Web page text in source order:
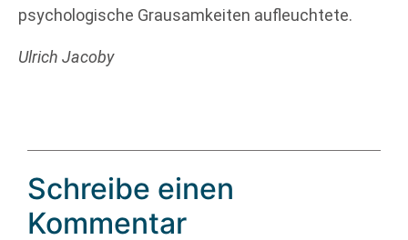
psychologische Grausamkeiten aufleuchtete.
Ulrich Jacoby
Schreibe einen
Kommentar